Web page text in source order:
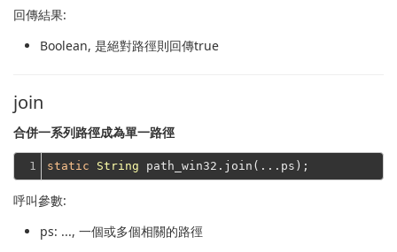
回傳結果:
Boolean, 是絕對路徑則回傳true
join
合併一系列路徑成為單一路徑
1 static String
呼叫參數:
ps: ..., 一個或多個相關的路徑